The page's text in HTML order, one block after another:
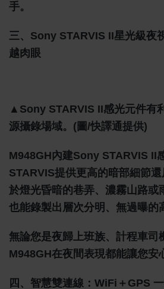
手。
三、Sony STARVIS II星光級夜
越肉眼
▲Sony STARVIS II感光元件有
源攝錄場域。(圖/快譯通提供)
M948GH內建Sony STARVIS II
STARVIS提供更高的暗部細節
於燈光昏暗的巷弄、濃霧山路或
也能錄製出層次分明、無過曝的
無論您是夜歸上班族、計程車司
M948GH在夜間表現都能讓您安
四、智慧雙連線：WiFi＋GPS